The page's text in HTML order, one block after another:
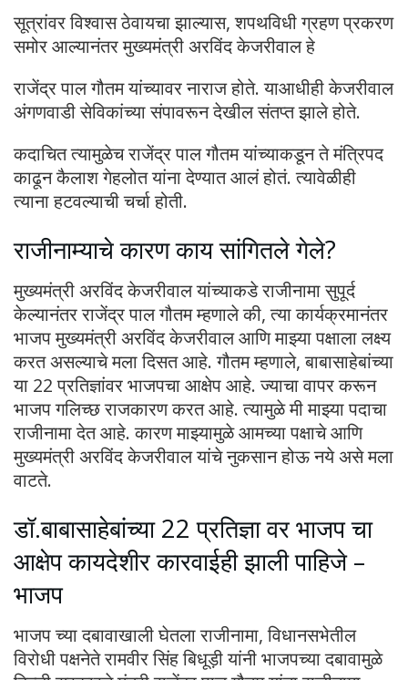
सूत्रांवर विश्वास ठेवायचा झाल्यास, शपथविधी ग्रहण प्रकरण
समोर आल्यानंतर मुख्यमंत्री अरविंद केजरीवाल हे
राजेंद्र पाल गौतम यांच्यावर नाराज होते. याआधीही केजरीवाल
अंगणवाडी सेविकांच्या संपावरून देखील संतप्त झाले होते.
कदाचित त्यामुळेच राजेंद्र पाल गौतम यांच्याकडून ते मंत्रिपद
काढून कैलाश गेहलोत यांना देण्यात आलं होतं. त्यावेळीही
त्याना हटवल्याची चर्चा होती.
राजीनाम्याचे कारण काय सांगितले गेले?
मुख्यमंत्री अरविंद केजरीवाल यांच्याकडे राजीनामा सुपूर्द
केल्यानंतर राजेंद्र पाल गौतम म्हणाले की, त्या कार्यक्रमानंतर
भाजप मुख्यमंत्री अरविंद केजरीवाल आणि माझ्या पक्षाला लक्ष्य
करत असल्याचे मला दिसत आहे. गौतम म्हणाले, बाबासाहेबांच्या
या 22 प्रतिज्ञांवर भाजपचा आक्षेप आहे. ज्याचा वापर करून
भाजप गलिच्छ राजकारण करत आहे. त्यामुळे मी माझ्या पदाचा
राजीनामा देत आहे. कारण माझ्यामुळे आमच्या पक्षाचे आणि
मुख्यमंत्री अरविंद केजरीवाल यांचे नुकसान होऊ नये असे मला
वाटते.
डॉ.बाबासाहेबांच्या 22 प्रतिज्ञा वर भाजप चा
आक्षेप कायदेशीर कारवाईही झाली पाहिजे –
भाजप
भाजप च्या दबावाखाली घेतला राजीनामा, विधानसभेतील
विरोधी पक्षनेते रामवीर सिंह बिधूड़ी यांनी भाजपच्या दबावामुळे